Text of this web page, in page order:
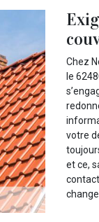
Chez
le
votre
et ce,